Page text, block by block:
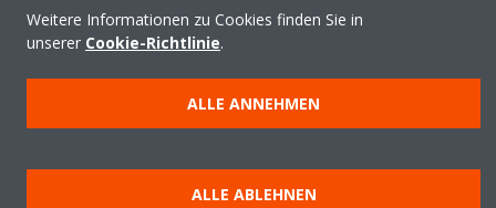
Copyright © Daikin
Weitere Informationen zu Cookies finden Sie in
unserer Cookie-Richtlinie.
ALLE ANNEHMEN
ALLE ABLEHNEN